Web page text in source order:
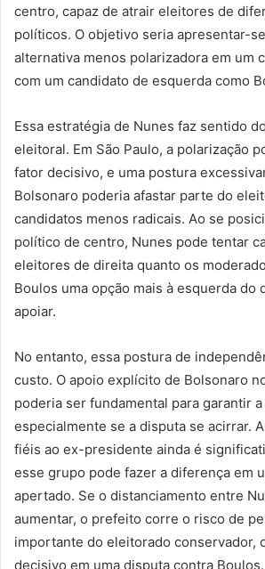
centro, capaz de atrair eleitores de
políticos. O objetivo seria apresentar-
alternativa menos polarizadora em um
com um candidato de esquerda como
Essa estratégia de Nunes faz sentido
eleitoral. Em São Paulo, a polarização
fator decisivo, e uma postura
Bolsonaro poderia afastar parte do
candidatos menos radicais. Ao se
político de centro, Nunes pode tentar
eleitores de direita quanto os
Boulos uma opção mais à esquerda do
apoiar.
No entanto, essa postura de
custo. O apoio explícito de Bolsonaro
poderia ser fundamental para garantir
especialmente se a disputa se acirrar.
fiéis ao ex-presidente ainda é
esse grupo pode fazer a diferença em
apertado. Se o distanciamento entre
aumentar, o prefeito corre o risco de
importante do eleitorado conservador,
decisivo em uma disputa contra Boulos.